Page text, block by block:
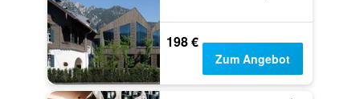
198 €
Zum Angebot